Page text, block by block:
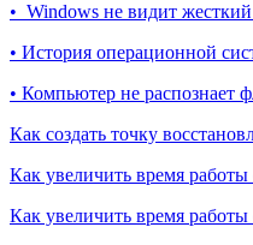
• Windows не видит
• История операционной
• Компьютер не распознает
Как создать точку
Как увеличить время
Как увеличить время